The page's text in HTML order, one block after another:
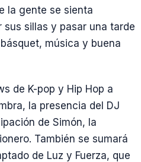
la gente se sienta
sillas y pasar una tarde
música y buena
de K-pop y Hip Hop a
la presencia del DJ
de Simón, la
También se sumará
de Luz y Fuerza, que